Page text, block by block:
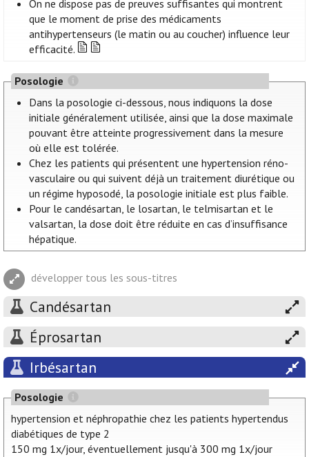
On ne dispose pas de preuves suffisantes qui montrent
que le moment de prise des médicaments
antihypertenseurs (le matin ou au coucher) influence leur
efficacité.
Posologie
Dans la posologie ci-dessous, nous indiquons la dose
initiale généralement utilisée, ainsi que la dose maximale
pouvant être atteinte progressivement dans la mesure
où elle est tolérée.
Chez les patients qui présentent une hypertension réno-
vasculaire ou qui suivent déjà un traitement diurétique ou
un régime hyposodé, la posologie initiale est plus faible.
Pour le candésartan, le losartan, le telmisartan et le
valsartan, la dose doit être réduite en cas d’insuffisance
hépatique.
développer tous les sous-titres
Candésartan
Éprosartan
Irbésartan
Posologie
hypertension et néphropathie chez les patients hypertendus
diabétiques de type 2
150 mg 1x/jour, éventuellement jusqu'à 300 mg 1x/jour